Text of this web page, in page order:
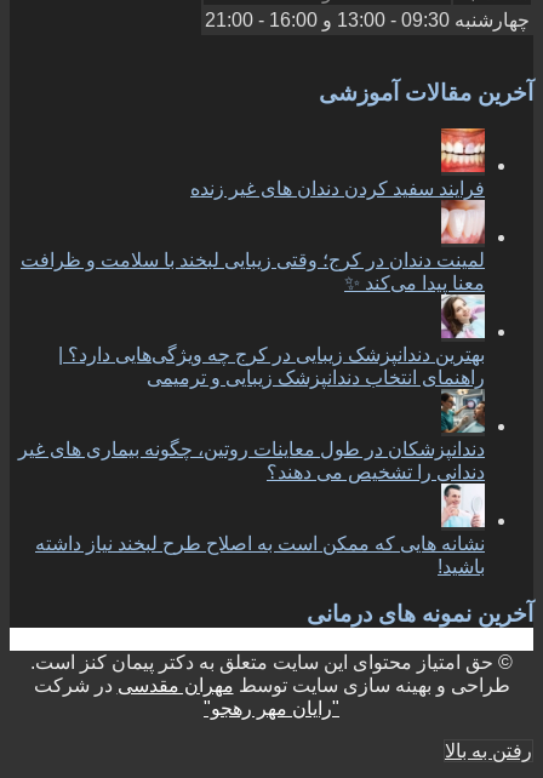
چهارشنبه 09:30 - 13:00 و 16:00 - 21:00
آخرین مقالات آموزشی
فرایند سفید کردن دندان های غیر زنده
لمینت دندان در کرج؛ وقتی زیبایی لبخند با سلامت و ظرافت
معنا پیدا می‌کند ✨
بهترین دندانپزشک زیبایی در کرج چه ویژگی‌هایی دارد؟ |
راهنمای انتخاب دندانپزشک زیبایی و ترمیمی
دندانپزشکان در طول معاینات روتین، چگونه بیماری های غیر
دندانی را تشخیص می دهند؟
نشانه هایی که ممکن است به اصلاح طرح لبخند نیاز داشته
باشید!
آخرین نمونه های درمانی
© حق امتیاز محتوای این سایت متعلق به دکتر پیمان کنز است.
طراحی و بهینه سازی سایت توسط مهران مقدسی در شرکت
"رایان مهر رهجو"
رفتن به بالا